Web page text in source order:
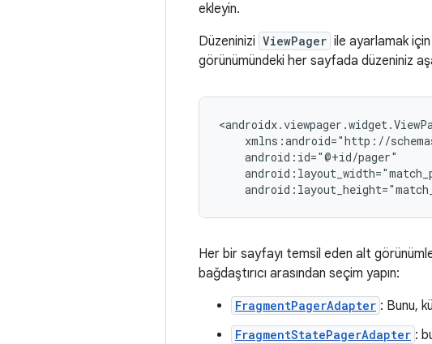
ekleyin.
Düzeninizi ViewPager ile ayarlamak
görünümündeki her sayfada düzeniniz
Her bir sayfayı temsil eden alt
bağdaştırıcı arasından seçim yapın:
FragmentPagerAdapter : Bunu,
FragmentStatePagerAdapter :